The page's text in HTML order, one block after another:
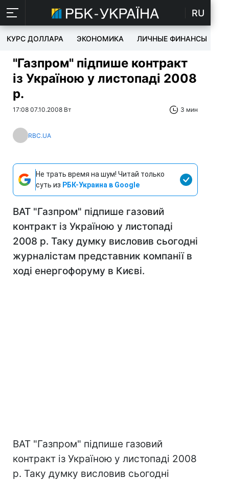
RU
КУРС ДОЛЛАРА ЭКОНОМИКА ЛИЧНЫЕ ФИНАНСЫ
"Газпром" підпише контракт
із Україною у листопаді 2008
р.
17:08 07.10.2008 Вт 3 мин
RBC.UA
Не трать время на шум! Читай только
суть из РБК-Украина в Google
ВАТ "Газпром" підпише газовий
контракт із Україною у листопаді
2008 р. Таку думку висловив сьогодні
журналістам представник компанії в
ході енергофоруму в Києві.
ВАТ "Газпром" підпише газовий
контракт із Україною у листопаді 2008
р. Таку думку висловив сьогодні